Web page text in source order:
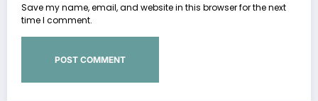
Save my name, email, and website in this browser for the next
time I comment.